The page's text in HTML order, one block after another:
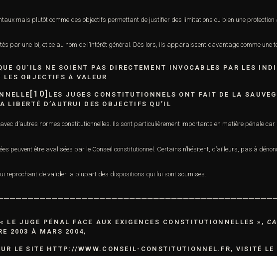
mais plutôt comme des objectifs permettant de justifier des limitations ou bien une
par une loi, et ce au nom de l’intérêt général. Dès lors, ils apparaissent davantage comme une
QU’ILS NE SOIENT PAS DIRECTEMENT INVOCABLES PAR LES
LES OBJECTIFS À VALEUR
[10] LES JUGES CONSTITUTIONNELS ONT FAIT DE LA
LIBERTÉ D’AUTRUI DES OBJECTIFS QU’IL
d’autres normes constitutionnelles. Ils sont particulièrement importants en matière pénale car
peuvent être avalisées par le Conseil constitutionnel. Certains n’hésitent, d’ailleurs, pas à
reprochant de valider la plupart des dispositions qui lui sont soumises.
LE JUGE PÉNAL FACE AUX EXIGENCES CONSTITUTIONNELLES »,
2003 À MARS 2004,
LE SITE HTTP://WWW.CONSEIL-CONSTITUTIONNEL.FR , VISITÉ